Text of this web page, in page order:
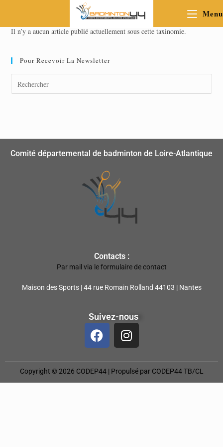
Menu
Il n’y a aucun article publié actuellement sous cette taxinomie.
Pour Recevoir La Newsletter
Comité départemental de badminton de Loire-Atlantique
Contacts :
Par mail via le formulaire de contact
Maison des Sports | 44 rue Romain Rolland 44103 | Nantes
Suivez-nous
Copyright © 2026 CODEP44 | Propulsé par CODEP44 TB/CL